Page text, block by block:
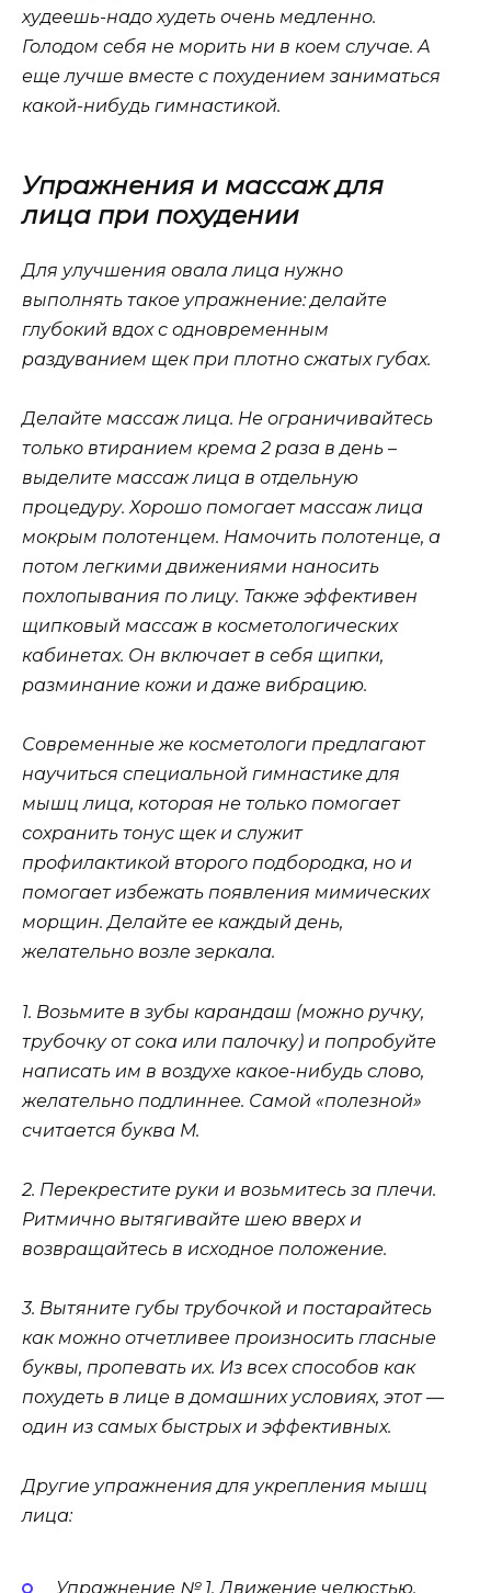
худеешь-надо худеть очень медленно.
Голодом себя не морить ни в коем случае. А
еще лучше вместе с похудением заниматься
какой-нибудь гимнастикой.
Упражнения и массаж для
лица при похудении
Для улучшения овала лица нужно
выполнять такое упражнение: делайте
глубокий вдох с одновременным
раздуванием щек при плотно сжатых губах.
Делайте массаж лица. Не ограничивайтесь
только втиранием крема 2 раза в день –
выделите массаж лица в отдельную
процедуру. Хорошо помогает массаж лица
мокрым полотенцем. Намочить полотенце, а
потом легкими движениями наносить
похлопывания по лицу. Также эффективен
щипковый массаж в косметологических
кабинетах. Он включает в себя щипки,
разминание кожи и даже вибрацию.
Современные же косметологи предлагают
научиться специальной гимнастике для
мышц лица, которая не только помогает
сохранить тонус щек и служит
профилактикой второго подбородка, но и
помогает избежать появления мимических
морщин. Делайте ее каждый день,
желательно возле зеркала.
1. Возьмите в зубы карандаш (можно ручку,
трубочку от сока или палочку) и попробуйте
написать им в воздухе какое-нибудь слово,
желательно подлиннее. Самой «полезной»
считается буква М.
2. Перекрестите руки и возьмитесь за плечи.
Ритмично вытягивайте шею вверх и
возвращайтесь в исходное положение.
3. Вытяните губы трубочкой и постарайтесь
как можно отчетливее произносить гласные
буквы, пропевать их. Из всех способов как
похудеть в лице в домашних условиях, этот —
один из самых быстрых и эффективных.
Другие упражнения для укрепления мышц
лица:
Упражнение № 1. Движение челюстью.